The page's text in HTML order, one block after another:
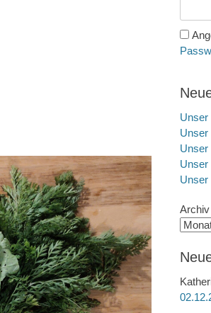
Unser
Unser
Unser
Unser
Unser
Archiv